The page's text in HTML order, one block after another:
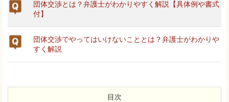
団体交渉とは？弁護士がわかりやすく解説【具体例や書式
付】
団体交渉でやってはいけないこととは？弁護士がわかりや
すく解説
目次